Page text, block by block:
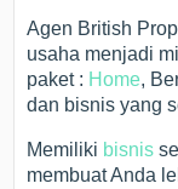
Agen British
usaha menjadi
paket : Home,
dan bisnis yang
Memiliki bisnis
membuat Anda